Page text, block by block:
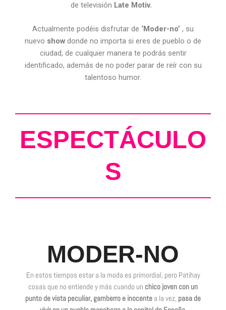
de televisión Late Motiv.
Actualmente podéis disfrutar de ‘Moder-no’ , su
nuevo show donde no importa si eres de pueblo o de
ciudad, de cualquier manera te podrás sentir
identificado, además de no poder parar de reír con su
talentoso humor.
ESPECTÁCULO
S
MODER-NO
En estos tiempos estar a la moda es primordial, pero Patihay
cosas que no entiende y más cuando un chico joven con un
punto de vista peculiar, gamberro e inocente a la vez, pasa de